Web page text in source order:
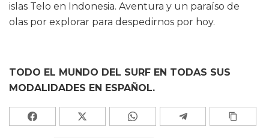
islas Telo en Indonesia. Aventura y un paraíso de
olas por explorar para despedirnos por hoy.
TODO EL MUNDO DEL SURF EN TODAS SUS
MODALIDADES EN ESPAÑOL.